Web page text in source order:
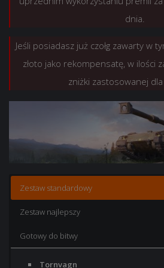
dnia.
Jeśli posiadasz już czołg zawarty w
złoto jako rekompensatę, w ilości
zniżki zastosowanej
Zestaw standardowy
Zestaw najlepszy
Gotowy do bitwy
Tornvagn